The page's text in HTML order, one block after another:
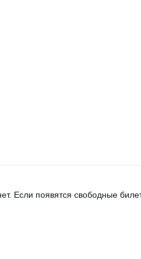
Если появятся свободные